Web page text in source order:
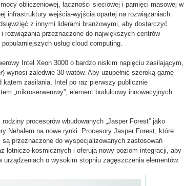
obliczeniowej, łączności sieciowej i pamięci masowej w
infrastruktury wejścia-wyjścia opartej na rozwiązaniach
z innymi liderami branżowymi, aby dostarczyć
przeznaczone do największych centrów
usług cloud computing.
Intel Xeon 3000 o bardzo niskim napięciu zasilającym,
) wynosi zaledwie 30 watów. Aby uzupełnić szeroką gamę
zasilania, Intel po raz pierwszy publicznie
„mikroserwerowy”, element budulcowy innowacyjnych
procesorów wbudowanych „Jasper Forest” jako
Nehalem na nowe rynki. Procesory Jasper Forest, które
przeznaczone do wyspecjalizowanych zastosowań
lotniczo-kosmicznych i oferują nowy poziom integracji, aby
o wysokim stopniu zagęszczenia elementów.